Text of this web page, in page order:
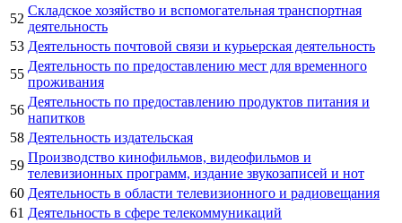
52
Складское хозяйство и вспомогательная транспортная
деятельность
53 Деятельность почтовой связи и курьерская деятельность
55
Деятельность по предоставлению мест для временного
проживания
56
Деятельность по предоставлению продуктов питания и
напитков
58 Деятельность издательская
59
Производство кинофильмов, видеофильмов и
телевизионных программ, издание звукозаписей и нот
60 Деятельность в области телевизионного и радиовещания
61 Деятельность в сфере телекоммуникаций